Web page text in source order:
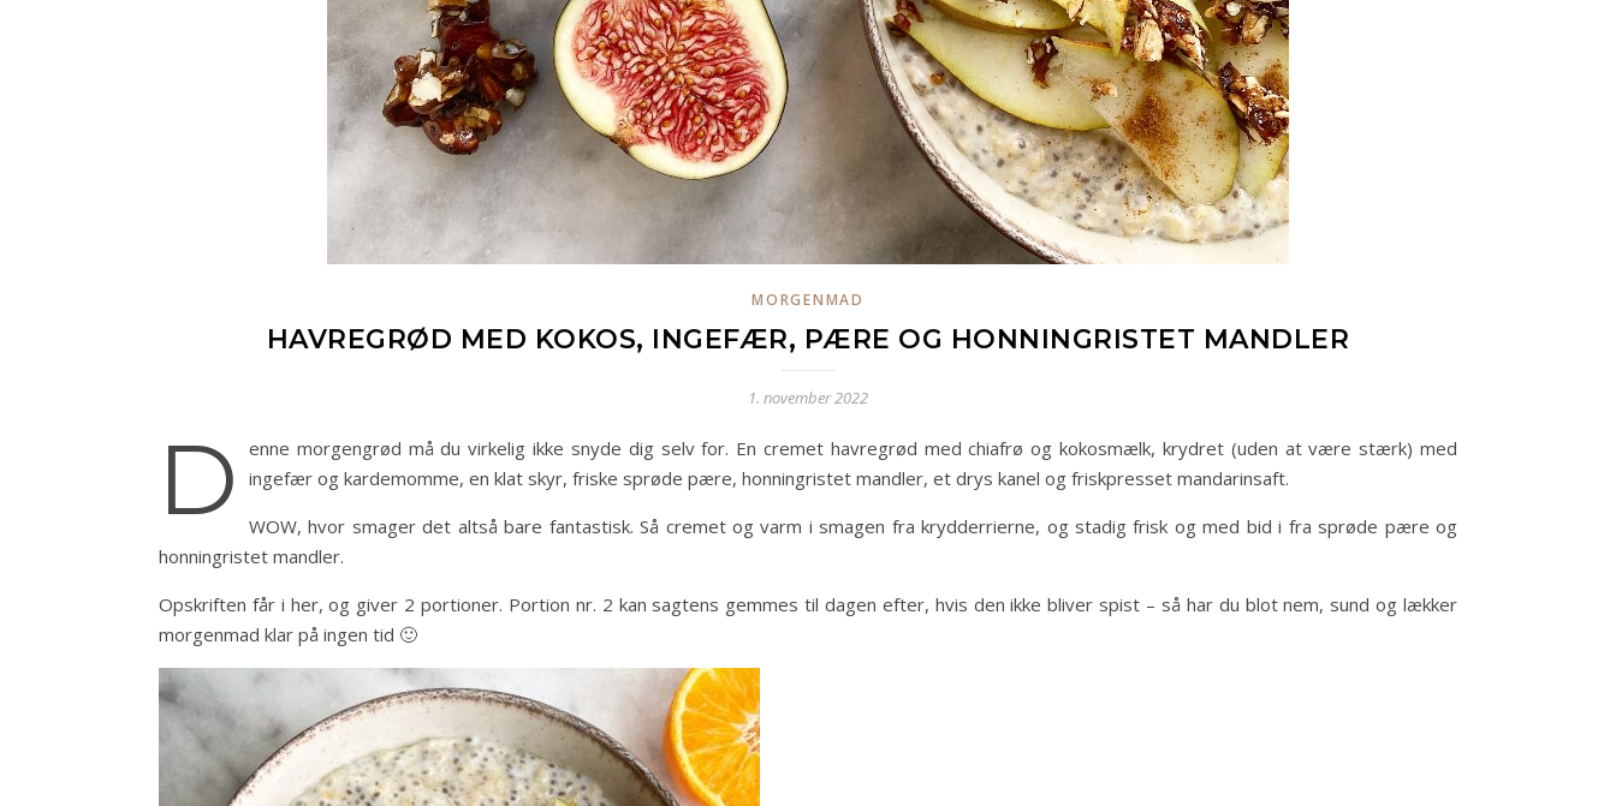
MORGENMAD
HAVREGRØD MED KOKOS, INGEFÆR, PÆRE OG HONNINGRISTET MANDLER
1. november 2022
D
enne morgengrød må du virkelig ikke snyde dig selv for. En cremet havregrød med chiafrø og kokosmælk, krydret (uden at være stærk) med
ingefær og kardemomme, en klat skyr, friske sprøde pære, honningristet mandler, et drys kanel og friskpresset mandarinsaft.
WOW, hvor smager det altså bare fantastisk. Så cremet og varm i smagen fra krydderrierne, og stadig frisk og med bid i fra sprøde pære og
honningristet mandler.
Opskriften får i her, og giver 2 portioner. Portion nr. 2 kan sagtens gemmes til dagen efter, hvis den ikke bliver spist – så har du blot nem, sund og lækker
morgenmad klar på ingen tid 🙂